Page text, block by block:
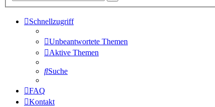
Schnellzugriff
Unbeantwortete Themen
Aktive Themen
Suche
FAQ
Kontakt